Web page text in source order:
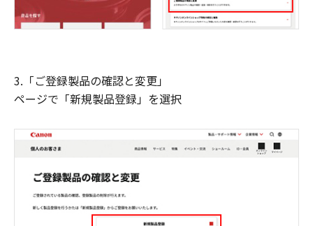
3.「ご登録製品の確認と変更」
ページで「新規製品登録」を選択